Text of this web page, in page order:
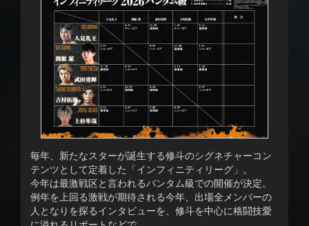
毎年、新たなスターが誕生する修斗のシグネチャーコン
テンツとして定着した「インフィニティリーグ」。
今年は最激戦区と言われるバンタム級での開催が決定。
例年を上回る激戦が期待される今年、出場全メンバーの
人となりを探るインタビューを、修斗を中心に格闘技愛